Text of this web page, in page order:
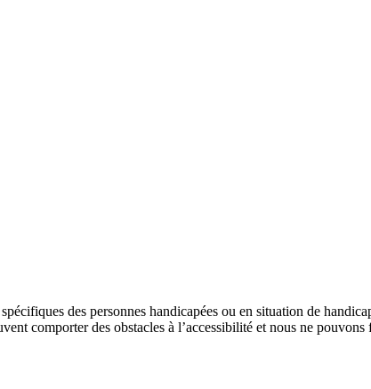
des personnes handicapées ou en situation de
comporter des obstacles à l’accessibilité et nous ne